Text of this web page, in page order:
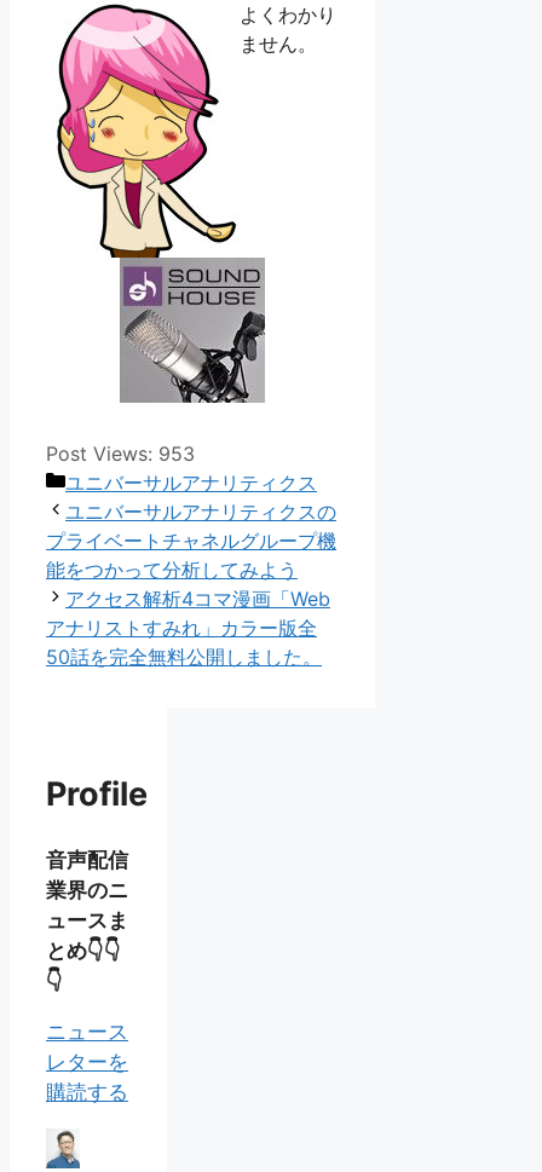
よくわかり
ません。
Post Views: 953
カ
テ
ゴ
リ
ー
ユニバーサルアナリティクス
ユニバーサルアナリティクスの
プライベートチャネルグループ機
能をつかって分析してみよう
アクセス解析4コマ漫画「Web
アナリストすみれ」カラー版全
50話を完全無料公開しました。
Profile
音声配信
業界のニ
ュースま
とめ👇👇
👇
ニュース
レターを
購読する